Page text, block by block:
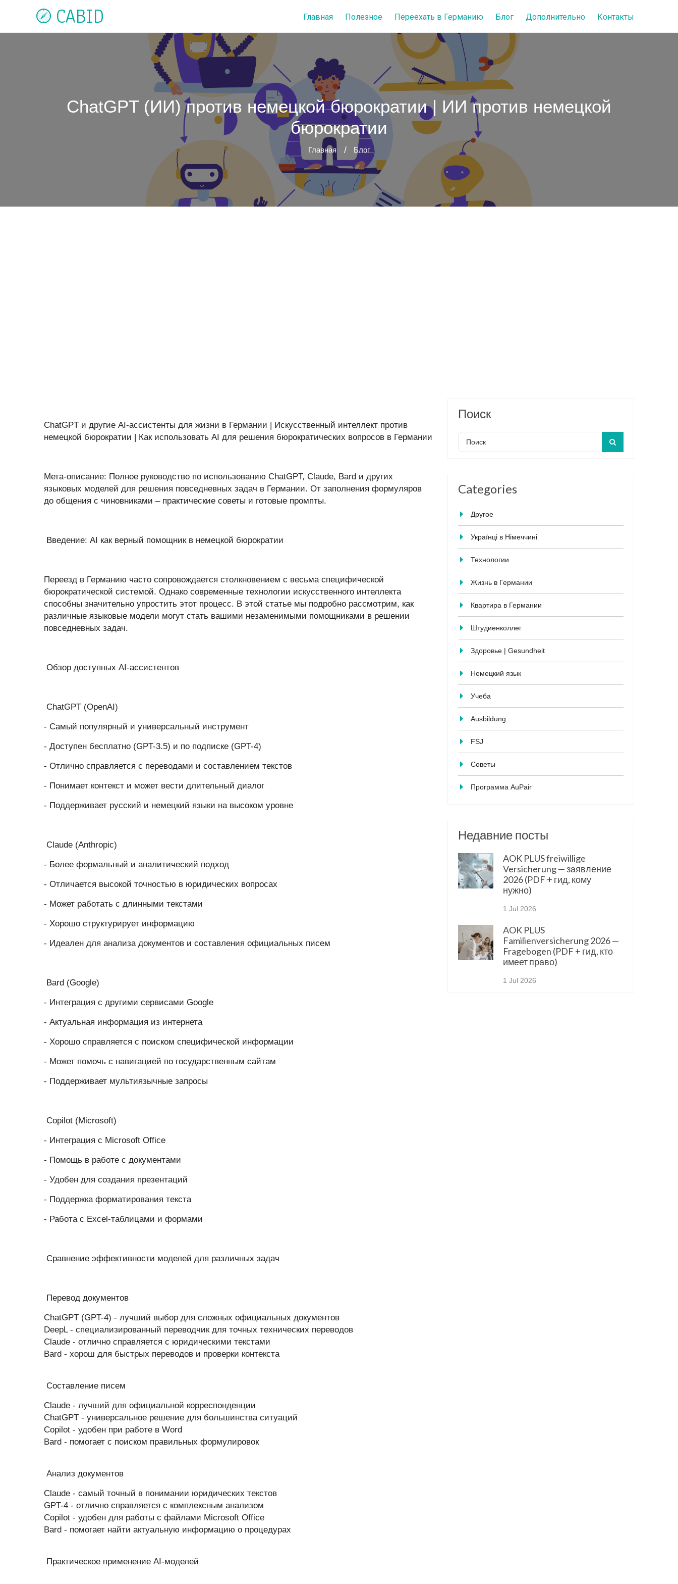
CABID Главная Полезное Переехать в Германию Блог Дополнительно Контакты
ChatGPT (ИИ) против немецкой бюрократии | ИИ против немецкой
бюрократии
Главная Блог
ChatGPT и другие AI-ассистенты для жизни в Германии | Искусственный интеллект против
немецкой бюрократии | Как использовать AI для решения бюрократических вопросов в Германии
Мета-описание: Полное руководство по использованию ChatGPT, Claude, Bard и других
языковых моделей для решения повседневных задач в Германии. От заполнения формуляров
до общения с чиновниками – практические советы и готовые промпты.
Введение: AI как верный помощник в немецкой бюрократии
Переезд в Германию часто сопровождается столкновением с весьма специфической
бюрократической системой. Однако современные технологии искусственного интеллекта
способны значительно упростить этот процесс. В этой статье мы подробно рассмотрим, как
различные языковые модели могут стать вашими незаменимыми помощниками в решении
повседневных задач.
Обзор доступных AI-ассистентов
ChatGPT (OpenAI)
- Самый популярный и универсальный инструмент
- Доступен бесплатно (GPT-3.5) и по подписке (GPT-4)
- Отлично справляется с переводами и составлением текстов
- Понимает контекст и может вести длительный диалог
- Поддерживает русский и немецкий языки на высоком уровне
Claude (Anthropic)
- Более формальный и аналитический подход
- Отличается высокой точностью в юридических вопросах
- Может работать с длинными текстами
- Хорошо структурирует информацию
- Идеален для анализа документов и составления официальных писем
Bard (Google)
- Интеграция с другими сервисами Google
- Актуальная информация из интернета
- Хорошо справляется с поиском специфической информации
- Может помочь с навигацией по государственным сайтам
- Поддерживает мультиязычные запросы
Copilot (Microsoft)
- Интеграция с Microsoft Office
- Помощь в работе с документами
- Удобен для создания презентаций
- Поддержка форматирования текста
- Работа с Excel-таблицами и формами
Сравнение эффективности моделей для различных задач
Перевод документов
ChatGPT (GPT-4) - лучший выбор для сложных официальных документов
DeepL - специализированный переводчик для точных технических переводов
Claude - отлично справляется с юридическими текстами
Bard - хорош для быстрых переводов и проверки контекста
Составление писем
Claude - лучший для официальной корреспонденции
ChatGPT - универсальное решение для большинства ситуаций
Copilot - удобен при работе в Word
Bard - помогает с поиском правильных формулировок
Анализ документов
Claude - самый точный в понимании юридических текстов
GPT-4 - отлично справляется с комплексным анализом
Copilot - удобен для работы с файлами Microsoft Office
Bard - помогает найти актуальную информацию о процедурах
Практическое применение AI-моделей
Поиск
Categories
Другое
Українці в Німеччині
Технологии
Жизнь в Германии
Квартира в Германии
Штудиенколлег
Здоровье | Gesundheit
Немецкий язык
Учеба
Ausbildung
FSJ
Советы
Программа AuPair
Недавние посты
AOK PLUS freiwillige
Versicherung — заявление
2026 (PDF + гид, кому
нужно)
1 Jul 2026
AOK PLUS
Familienversicherung 2026 —
Fragebogen (PDF + гид, кто
имеет право)
1 Jul 2026